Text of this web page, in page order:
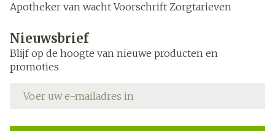
Apotheker van wacht Voorschrift Zorgtarieven
Nieuwsbrief
Blijf op de hoogte van nieuwe producten en
promoties